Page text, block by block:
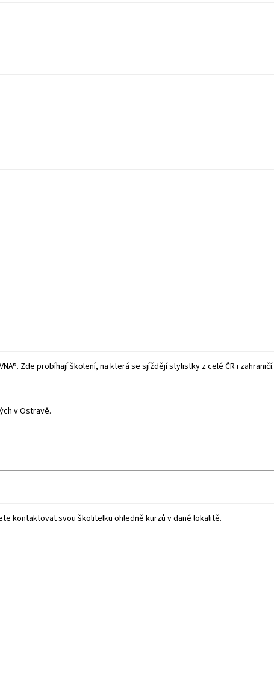
Zde probíhají školení, na která se sjíždějí stylistky z celé ČR i zahraničí.
v Ostravě.
kontaktovat svou školitelku ohledně kurzů v dané lokalitě.